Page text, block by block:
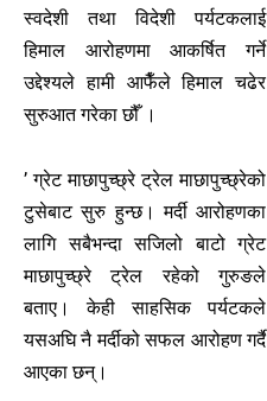
स्वदेशी तथा विदेशी पर्यटकलाई
हिमाल आरोहणमा आकर्षित गर्ने
उद्देश्यले हामी आफैँले हिमाल चढेर
सुरुआत गरेका छौँ ।
’ ग्रेट माछापुच्छ्रे ट्रेल माछापुच्छ्रेको
टुसेबाट सुरु हुन्छ। मर्दी आरोहणका
लागि सबैभन्दा सजिलो बाटो ग्रेट
माछापुच्छ्रे ट्रेल रहेको गुरुङले
बताए। केही साहसिक पर्यटकले
यसअघि नै मर्दीको सफल आरोहण गर्दै
आएका छन्।